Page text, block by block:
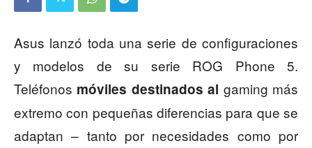
Asus lanzó toda una serie de configuraciones
y modelos de su serie ROG Phone 5.
Teléfonos móviles destinados al gaming más
extremo con pequeñas diferencias para que se
adaptan – tanto por necesidades como por